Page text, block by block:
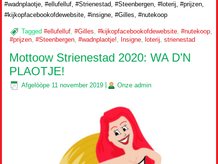
#wadnplaotje, #ellufelluf, #Strienestad, #Steenbergen, #loterij, #prijzen,
#kijkopfacebookofdewebsite, #insigne, #Gilles, #nutekoop
Tagged #ellufelluf ,#Gilles ,#kijkopfacebookofdewebsite ,#nutekoop
#prijzen,#Steenbergen,#wadnplaotje!, Insigne, loterij,strienestad
Mottoow Strienestad 2020: WA D’N
PLAOTJE!
Afgelòòpe 11 november 2019 Onze admin